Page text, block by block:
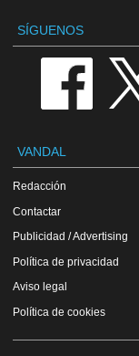
SÍGUENOS
VANDAL
Redacción
Contactar
Publicidad / Advertising
Política de privacidad
Aviso legal
Política de cookies